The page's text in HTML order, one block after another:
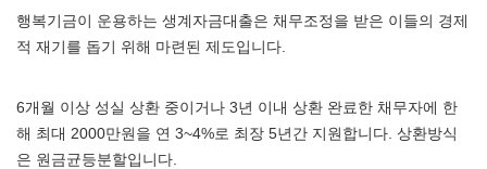
행복기금이 운용하는 생계자금대출은 채무조정을 받은 이들의 경제
적 재기를 돕기 위해 마련된 제도입니다.
6개월 이상 성실 상환 중이거나 3년 이내 상환 완료한 채무자에 한
해 최대 2000만원을 연 3~4%로 최장 5년간 지원합니다. 상환방식
은 원금균등분할입니다.